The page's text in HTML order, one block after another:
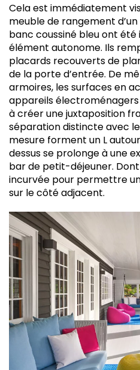
Cela est immédiatement
meuble de rangement
banc coussiné bleu ont
élément autonome. Ils
placards recouverts de
de la porte d’entrée. De
armoires, les surfaces en
appareils
à créer une juxtaposition
séparation distincte avec
mesure forment un L
dessus se prolonge à une
bar de petit-déjeuner.
incurvée pour permettre
sur le côté adjacent.